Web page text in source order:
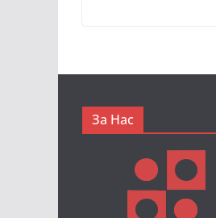
За Нас